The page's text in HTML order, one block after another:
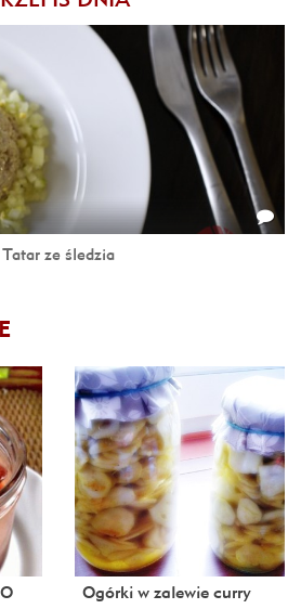
Tatar ze śledzia
Ogórki w zalewie curry